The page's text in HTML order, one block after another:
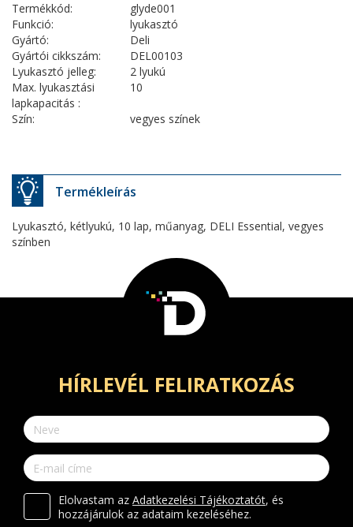
Termékkód:
glyde001
Funkció:
lyukasztó
Gyártó:
Deli
Gyártói cikkszám:
DEL00103
Lyukasztó jelleg:
2 lyukú
Max. lyukasztási
lapkapacitás :
10
Szín: vegyes színek
Termékleírás
Lyukasztó, kétlyukú, 10 lap, műanyag, DELI Essential, vegyes
színben
HÍRLEVÉL FELIRATKOZÁS
Elolvastam az Adatkezelési Tájékoztatót, és
hozzájárulok az adataim kezeléséhez.